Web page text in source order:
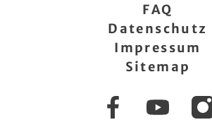
FacebookYouTube
FAQ
Datenschutz
Impressum
Sitemap